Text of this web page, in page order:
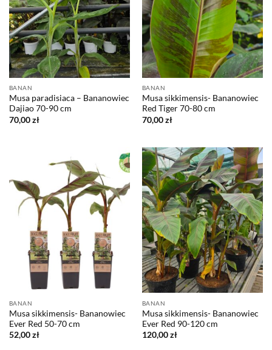
BANAN
Musa paradisiaca – Bananowiec
Dajiao 70-90 cm
70,00zł
BANAN
Musa sikkimensis- Bananowiec
Red Tiger 70-80 cm
70,00zł
BANAN
Musa sikkimensis- Bananowiec
Ever Red 50-70 cm
52,00zł
BANAN
Musa sikkimensis- Bananowiec
Ever Red 90-120 cm
120,00zł